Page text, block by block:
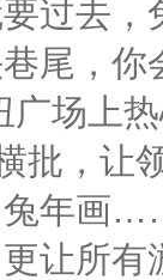
去，
尾，你
广场上
批，让
兔年画
让所